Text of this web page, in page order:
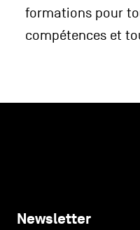
formations pour
compétences et
Newsletter